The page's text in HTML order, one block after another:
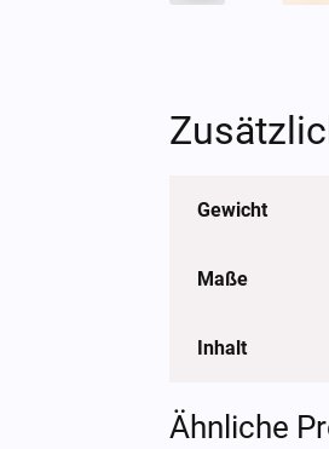
Gewicht
Maße
Inhalt
Ähnliche